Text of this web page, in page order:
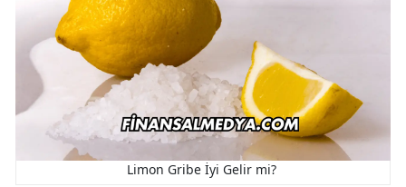
Limon Gribe İyi Gelir mi?